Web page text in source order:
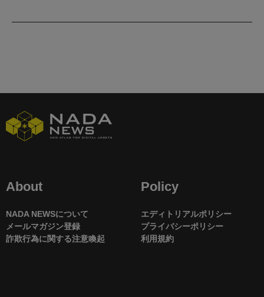
About
NADA NEWSについて
メールマガジン登録
詐欺行為に関する注意喚起
Policy
エディトリアルポリシー
プライバシーポリシー
利用規約